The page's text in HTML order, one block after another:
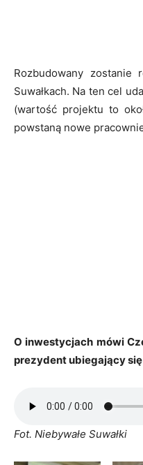
Rozbudowany zostanie
Suwałkach. Na ten cel
(wartość projektu to
powstaną nowe
O inwestycjach mówi
prezydent ubiegający
Fot. Niebywałe Suwałki